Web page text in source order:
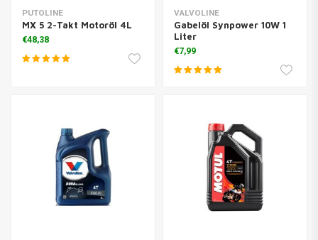
PUTOLINE
MX 5 2-Takt Motoröl 4L
€48,38
VALVOLINE
Gabelöl Synpower 10W 1
Liter
€7,99